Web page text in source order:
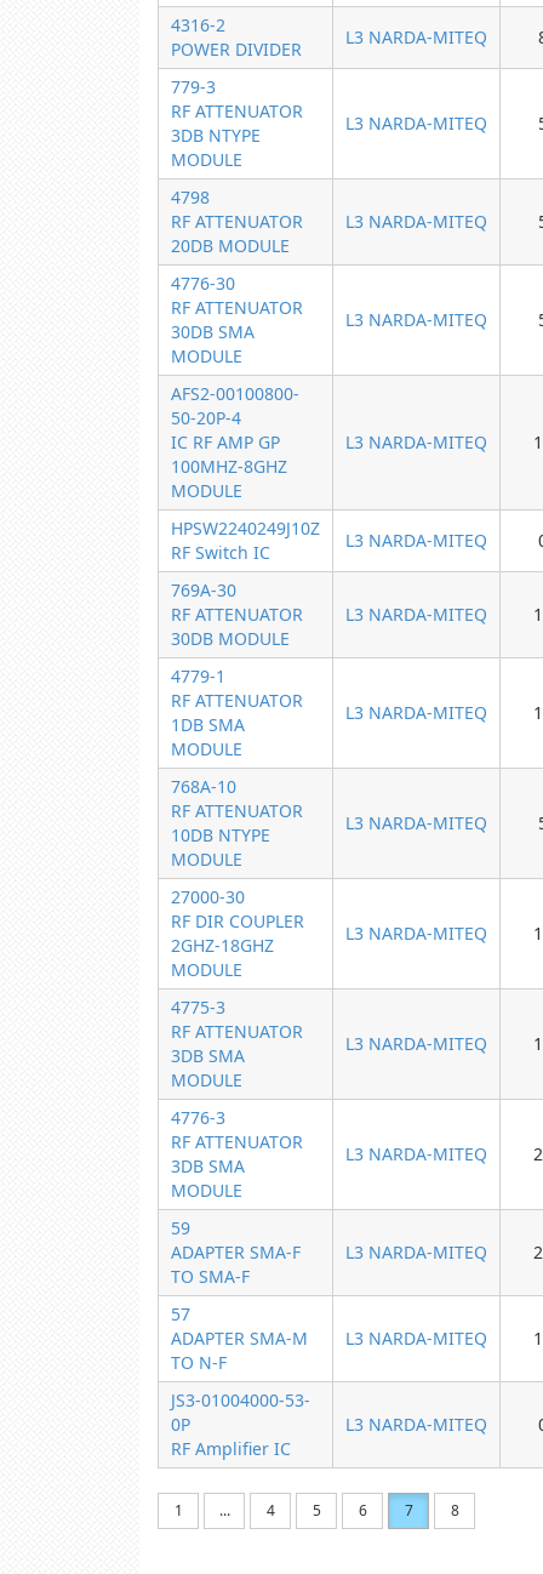
4316-2
POWER DIVIDER
L3 NARDA-MITEQ
779-3
RF ATTENUATOR
3DB NTYPE
MODULE
L3 NARDA-MITEQ
4798
RF ATTENUATOR
20DB MODULE
L3 NARDA-MITEQ
4776-30
RF ATTENUATOR
30DB SMA
MODULE
L3 NARDA-MITEQ
AFS2-00100800-
50-20P-4
IC RF AMP GP
100MHZ-8GHZ
MODULE
L3 NARDA-MITEQ
HPSW2240249J10Z
RF Switch IC
L3 NARDA-MITEQ
769A-30
RF ATTENUATOR
30DB MODULE
L3 NARDA-MITEQ
4779-1
RF ATTENUATOR
1DB SMA
MODULE
L3 NARDA-MITEQ
768A-10
RF ATTENUATOR
10DB NTYPE
MODULE
L3 NARDA-MITEQ
27000-30
RF DIR COUPLER
2GHZ-18GHZ
MODULE
L3 NARDA-MITEQ
4775-3
RF ATTENUATOR
3DB SMA
MODULE
L3 NARDA-MITEQ
4776-3
RF ATTENUATOR
3DB SMA
MODULE
L3 NARDA-MITEQ
59
ADAPTER SMA-F
TO SMA-F
L3 NARDA-MITEQ
57
ADAPTER SMA-M
TO N-F
L3 NARDA-MITEQ
JS3-01004000-53-
0P
RF Amplifier IC
L3 NARDA-MITEQ
1 ... 4 5 6 7 8